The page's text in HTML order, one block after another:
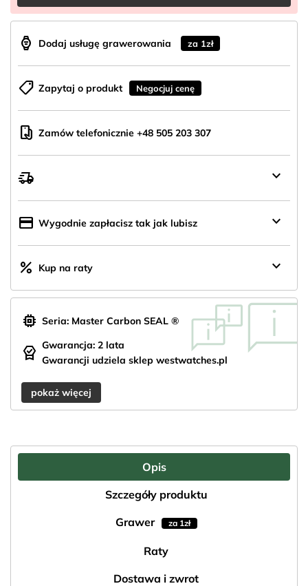
aod_watch Dodaj usługę grawerowania za 1zł
shoppingmode Zapytaj o produkt Negocjuj cenę
mobile_hand Zamów telefonicznie +48 505 203 307
delivery_truck_speed keyboard_arrow_down
credit_card Wygodnie zapłacisz tak jak lubisz keyboard_arrow_down
percent Kup na raty keyboard_arrow_down
memory Seria: Master Carbon SEAL ®
editor_choice Gwarancja: 2 lata
Gwarancji udziela sklep westwatches.pl
pokaż więcej
Opis
Szczegóły produktu
Grawer
za 1zł
Raty
Dostawa i zwrot